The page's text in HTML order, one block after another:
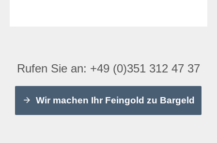
Rufen Sie an: +49 (0)351 312 47 37
Wir machen Ihr Feingold zu Bargeld